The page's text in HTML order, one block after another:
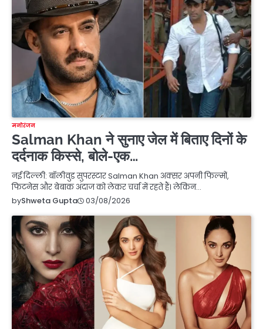
मनोरंजन
Salman Khan ने सुनाए जेल में बिताए दिनों के
दर्दनाक किस्से, बोले-एक…
नई दिल्ली: बॉलीवुड सुपरस्टार Salman Khan अक्सर अपनी फिल्मों,
फिटनेस और बेबाक अंदाज को लेकर चर्चा में रहते हैं। लेकिन…
byShweta Gupta 03/08/2026